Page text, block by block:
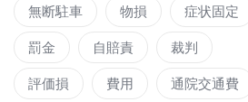
無断駐車
物損
症状固定
罰金
自賠責
裁判
評価損
費用
通院交通費